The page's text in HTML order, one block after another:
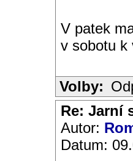
V patek
v sobotu k
Volby:
Re: Jarní
Autor:
Datum: